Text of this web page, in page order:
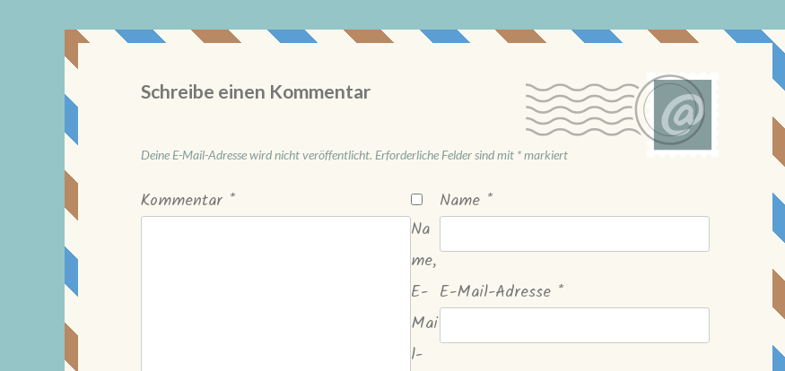
Schreibe einen Kommentar
Deine E-Mail-Adresse wird nicht veröffentlicht. Erforderliche Felder sind mit *markiert
Kommentar * Name *
E-Mail-Adresse *
Na
me,
E-
Mai
l-